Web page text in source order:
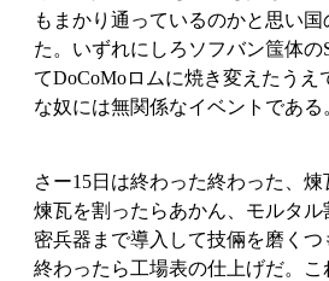
もまかり通っているのかと思い
た。いずれにしろソフバン筺体の
てDoCoMoロムに焼き変えたうえ
な奴には無関係なイベントである
さー15日は終わった終わった、
煉瓦を割ったらあかん、モルタ
密兵器まで導入して技倆を磨く
終わったら工場表の仕上げだ。